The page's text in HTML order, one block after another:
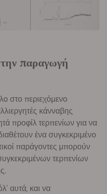
παραγωγή
στο περιεχόμενο
κάνναβης
προφίλ τερπενίων για να
ένα συγκεκριμένο
παράγοντες μπορούν
τερπενίων
αυτά, και να